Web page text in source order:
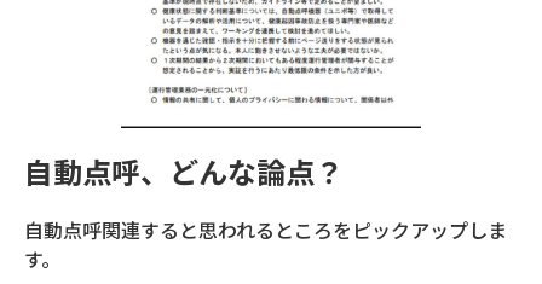
自動点呼、どんな論点？
自動点呼関連すると思われるところをピックアップしま
す。